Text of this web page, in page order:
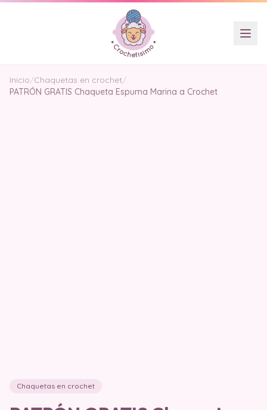
Inicio/Chaquetas en crochet/
PATRÓN GRATIS Chaqueta Espuma Marina a Crochet
Chaquetas en crochet